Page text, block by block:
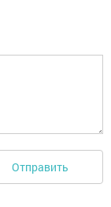
Отправить